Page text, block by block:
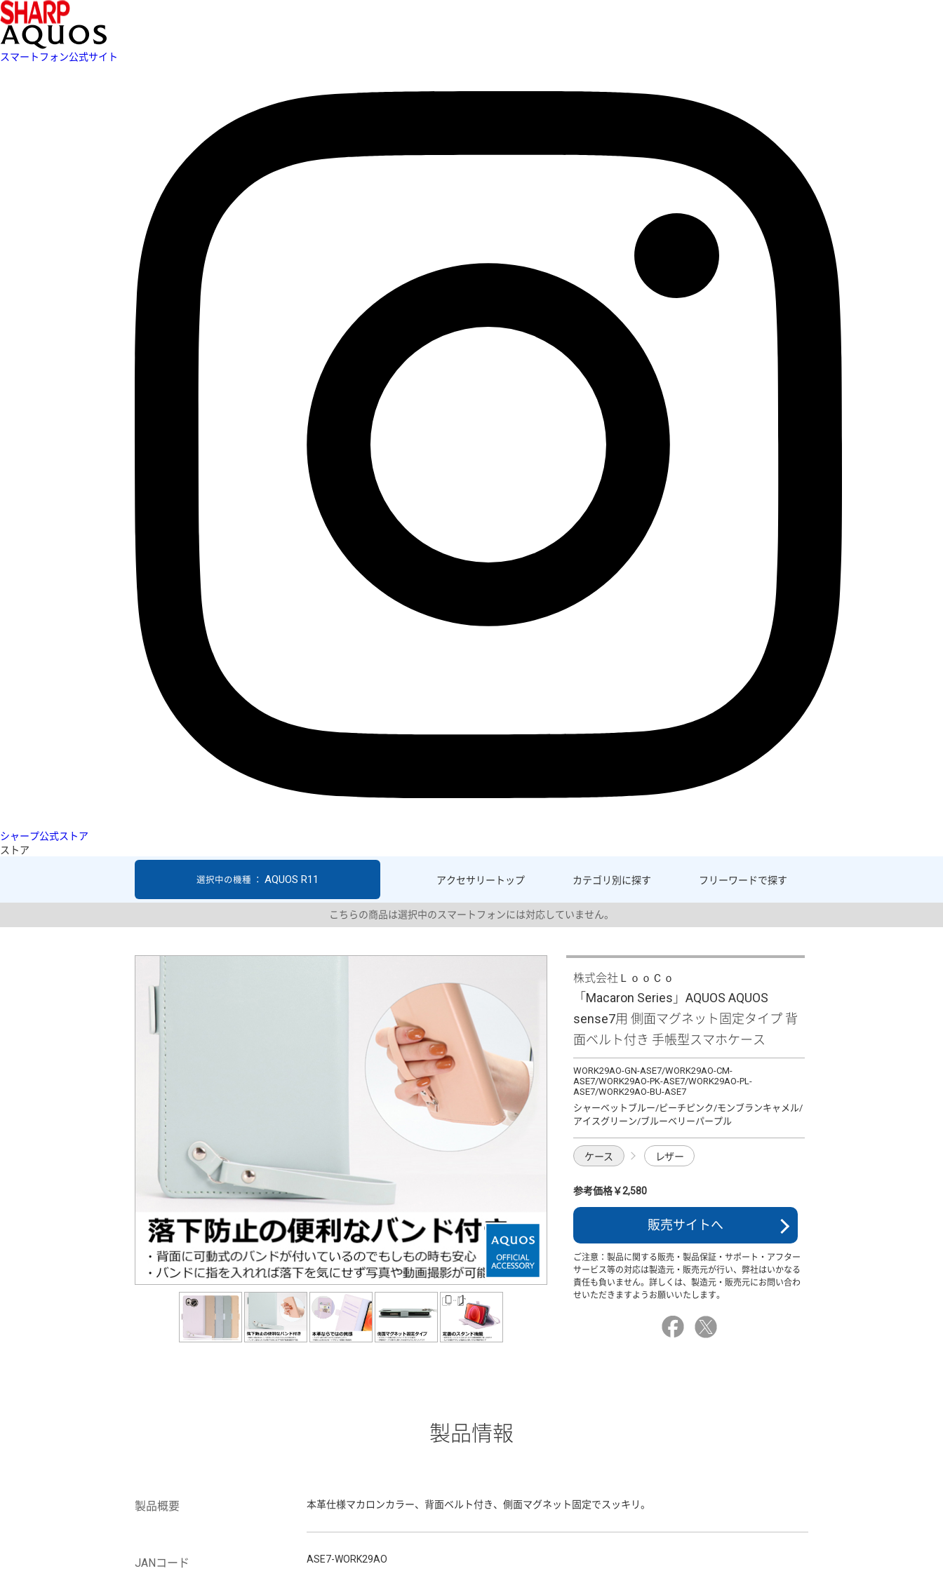
スマートフォン公式サイト
シャープ公式ストア
ストア
アクセサリー トップ カテゴリ別に探す フリーワードで探す
選択中の機種 ： AQUOS R11
こちらの商品は選択中のスマートフォンには対応していません。
株式会社ＬｏｏＣｏ
「Macaron Series」AQUOS AQUOS
sense7用 側面マグネット固定タイプ 背
面ベルト付き 手帳型スマホケース
WORK29AO-GN-ASE7/WORK29AO-CM-
ASE7/WORK29AO-PK-ASE7/WORK29AO-PL-
ASE7/WORK29AO-BU-ASE7
シャーベットブルー/ピーチピンク/モンブランキャメル/
アイスグリーン/ブルーベリーパープル
ケース レザー
参考価格￥2,580
販売サイトへ
ご注意：製品に関する販売・製品保証・サポート・アフター
サービス等の対応は製造元・販売元が行い、弊社はいかなる
責任も負いません。詳しくは、製造元・販売元にお問い合わ
せいただきますようお願いいたします。
製品情報
製品概要 本革仕様マカロンカラー、背面ベルト付き、側面マグネット固定でスッキリ。
JANコード ASE7-WORK29AO